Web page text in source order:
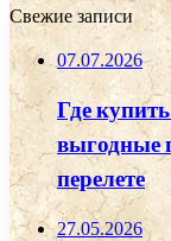
Свежие записи
07.07.2026
Где
выгодные
перелете
27.05.2026